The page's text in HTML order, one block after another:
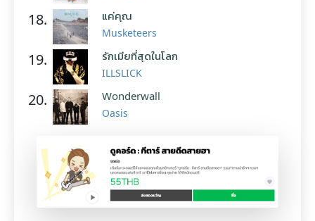
18. แค่คุณ
Musketeers
19. รักเมียที่สุดในโลก
ILLSLICK
20. Wonderwall
Oasis